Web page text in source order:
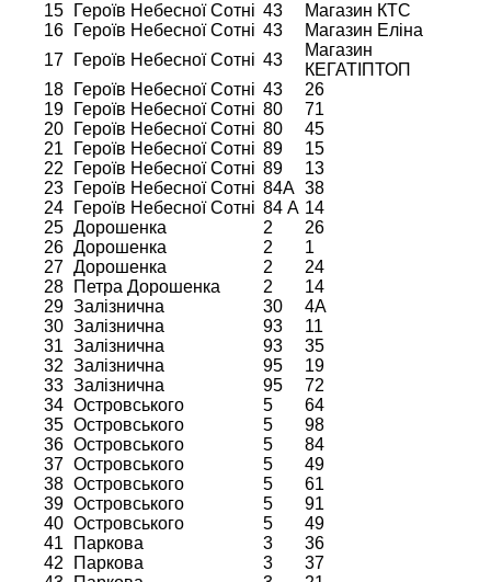
15
Героїв Небесної Сотні 43
Магазин КТС
16
Героїв Небесної Сотні 43
Магазин Еліна
17
Героїв Небесної Сотні 43
Магазин
КЕГАТІПТОП
18
Героїв Небесної Сотні 43
26
19
Героїв Небесної Сотні 80
71
20
Героїв Небесної Сотні 80
45
21
Героїв Небесної Сотні 89
15
22
Героїв Небесної Сотні 89
13
23
Героїв Небесної Сотні 84А 38
24
Героїв Небесної Сотні 84 А 14
25 Дорошенка 2
26
26 Дорошенка 2
1
27 Дорошенка 2
24
28
Петра Дорошенка 2
14
29 Залізнична 30
4А
30 Залізнична 93
11
31 Залізнична 93
35
32 Залізнична 95
19
33 Залізнична 95
72
34 Островського 5
64
35 Островського 5
98
36 Островського 5
84
37 Островського 5
49
38 Островського 5
61
39 Островського 5
91
40 Островського 5
49
41
Паркова 3
36
42
Паркова 3
37